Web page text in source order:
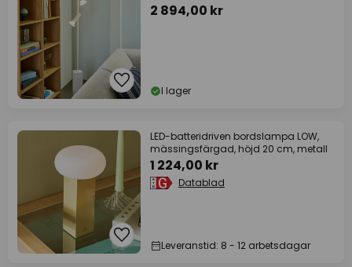
2 894,00 kr
I lager
LED-batteridriven bordslampa LOW,
mässingsfärgad, höjd 20 cm, metall
1 224,00 kr
Datablad
Leveranstid: 8 - 12 arbetsdagar